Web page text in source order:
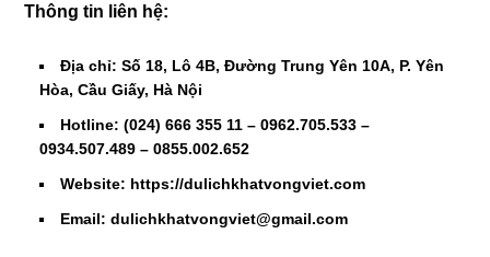
Thông tin liên hệ:
Địa chỉ: Số 18, Lô 4B, Đường Trung Yên 10A, P. Yên
Hòa, Cầu Giấy, Hà Nội
Hotline: (024) 666 355 11 – 0962.705.533 –
0934.507.489 – 0855.002.652
Website: https://dulichkhatvongviet.com
Email: dulichkhatvongviet@gmail.com